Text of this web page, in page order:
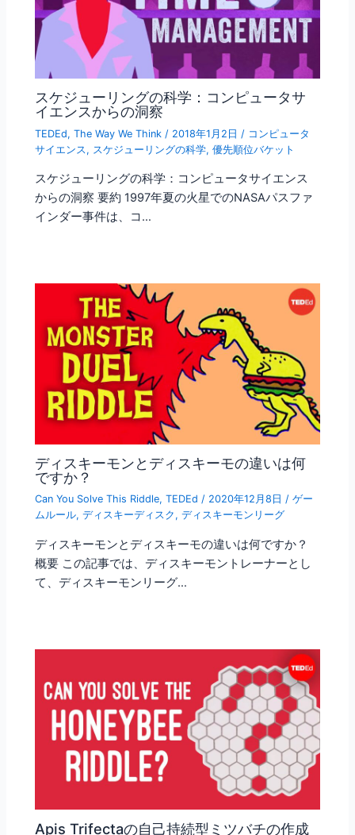
スケジューリングの科学：コンピュータサ
イエンスからの洞察
TEDEd,The Way We Think / 2018年1月2日 / コンピュータ
サイエンス , スケジューリングの科学,優先順位バケット
スケジューリングの科学：コンピュータサイエンス
からの洞察 要約 1997年夏の火星でのNASAパスファ
インダー事件は、コ…
ディスキーモンとディスキーモの違いは何
ですか？
Can You Solve This Riddle,TEDEd / 2020年12月8日/ゲー
ムルール,ディスキーディスク ,ディスキーモンリーグ
ディスキーモンとディスキーモの違いは何ですか？
概要 この記事では、ディスキーモントレーナーとし
て、ディスキーモンリーグ…
Apis Trifectaの自己持続型ミツバチの作成